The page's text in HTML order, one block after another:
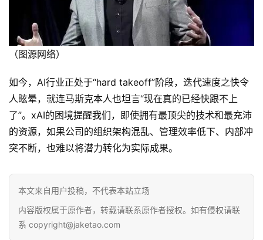
（图源网络）
如今，AI行业正处于“hard takeoff”阶段，迭代速度之快令
人眩晕，就连马斯克本人也坦言“现在真的已经快跟不上
了”。xAI的困境提醒我们，即使拥有最顶尖的技术和最充沛
的资源，如果公司的组织架构混乱、管理效率低下、内部冲
突不断，也难以将潜力转化为实际成果。
本文来自用户投稿，不代表本站立场
内容版权属于原作者，转载请联系原作者授权。如有侵权请联
系 copyright@jaketao.com